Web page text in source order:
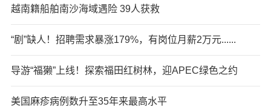
越南籍船舶南沙海域遇险 39人获救
“剧”缺人！招聘需求暴涨179%，有岗位月薪2万元......
导游“福獭”上线！探索福田红树林，迎APEC绿色之约
美国麻疹病例数升至35年来最高水平